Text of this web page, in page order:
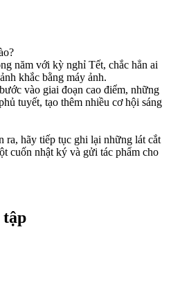
năm với kỳ nghỉ Tết, chắc hẳn ai
khắc bằng máy ảnh.
vào giai đoạn cao điểm, những
tuyết, tạo thêm nhiều cơ hội sáng
ra, hãy tiếp tục ghi lại những lát cắt
cuốn nhật ký và gửi tác phẩm cho
tập